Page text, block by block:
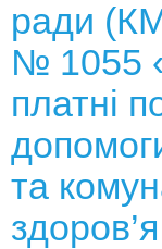
ради
№ 1055
платні
та